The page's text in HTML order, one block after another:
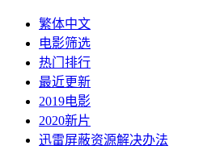
繁体中文
电影筛选
热门排行
最近更新
2019电影
2020新片
迅雷屏蔽资源解决办法